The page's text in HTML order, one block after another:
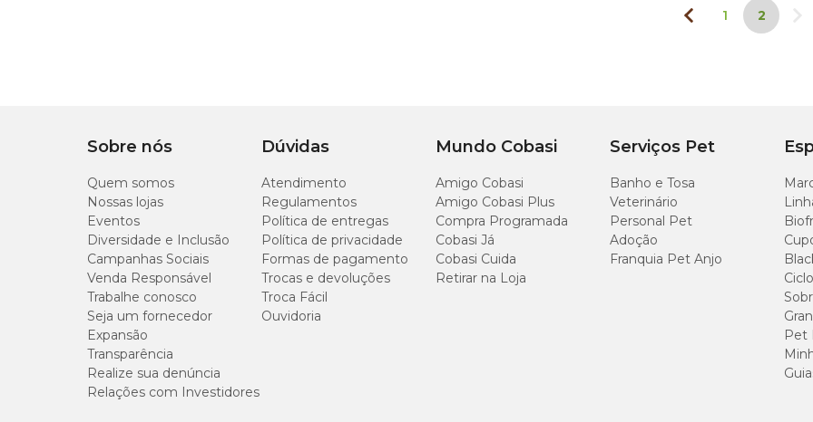
, é uma boa opção para cães que preferem alimentos
Com ingredientes selecionados, as rações naturais costumam incluir carnes frescas, legumes, frutas e cereais
que favorece melhor aproveitamento dos nutrientes e maior digestibilidade.
São alimentos que geralmente fazem parte das categorias Premium Especial ou Super Premium Natural,
pelo uso de boas fontes de proteína e pelo equilíbrio nutricional.
Outro diferencial está na padronização das fórmulas. Muitas marcas trabalham com receitas fixas, sem
sazonais, garantindo maior constância na qualidade e na composição.
Rações terapêuticas (medicamentosas)
Asrações terapêuticas
ou medicamentosas, são desenvolvidas para oferecer suporte nutricional a cães com
específicas de saúde.
1 2
Sobre nós
Quem somos
Nossas lojas
Eventos
Diversidade e Inclusão
Campanhas Sociais
Venda Responsável
Trabalhe conosco
Seja um fornecedor
Expansão
Transparência
Realize sua denúncia
Relações com Investidores
Dúvidas
Atendimento
Regulamentos
Política de entregas
Política de privacidade
Formas de pagamento
Trocas e devoluções
Troca Fácil
Ouvidoria
Mundo Cobasi
Amigo Cobasi
Amigo Cobasi Plus
Compra Programada
Cobasi Já
Cobasi Cuida
Retirar na Loja
Serviços Pet
Banho e Tosa
Veterinário
Personal Pet
Adoção
Franquia Pet Anjo
Pet